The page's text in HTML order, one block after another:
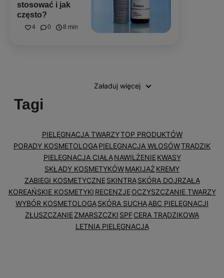
stosować i jak
często?
4 0 8 min
Załaduj więcej
Tagi
PIELĘGNACJA TWARZYTOP PRODUKTÓW
PORADY KOSMETOLOGAPIELĘGNACJA WŁOSÓWTRĄDZIK
PIELĘGNACJA CIAŁA NAWILŻENIE KWASY
SKŁADY KOSMETYKÓWMAKIJAŻ KREMY
ZABIEGI KOSMETYCZNE SKINTRA SKÓRA DOJRZAŁA
KOREAŃSKIE KOSMETYKI RECENZJE OCZYSZCZANIE TWARZY
WYBÓR KOSMETOLOGASKÓRA SUCHAABC PIELĘGNACJI
ZŁUSZCZANIEZMARSZCZKI SPFCERA TRĄDZIKOWA
LETNIA PIELĘGNACJA